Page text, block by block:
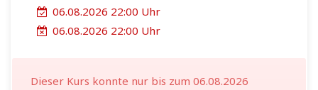
06.08.2026 22:00 Uhr
06.08.2026 22:00 Uhr
Dieser Kurs konnte nur bis zum 06.08.2026